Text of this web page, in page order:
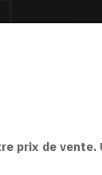
prix de